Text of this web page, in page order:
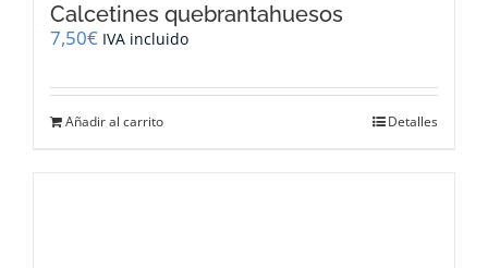
Calcetines quebrantahuesos
7,50€ IVA incluido
Añadir al carrito Detalles